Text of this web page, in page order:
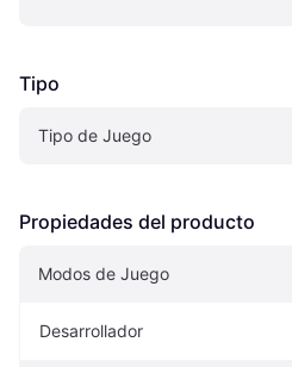
Tipo
Tipo de Juego
Propiedades del producto
Modos de Juego
Desarrollador